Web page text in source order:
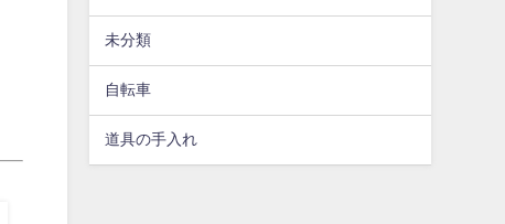
未分類
自転車
道具の手入れ